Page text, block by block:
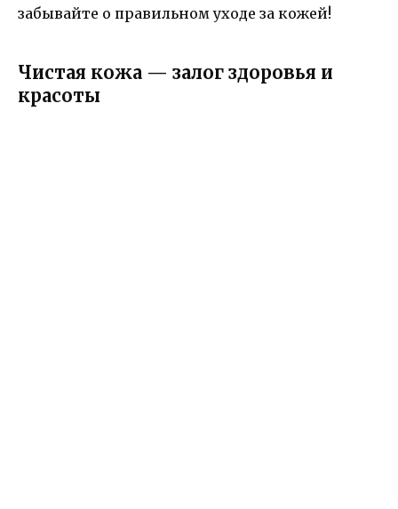
забывайте о правильном уходе за кожей!
Чистая кожа — залог здоровья и
красоты